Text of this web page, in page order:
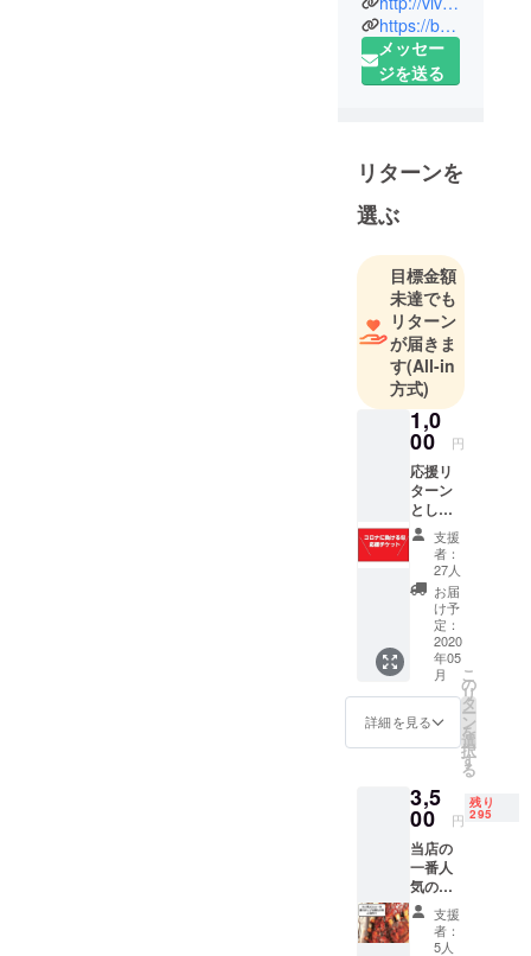
イタリアン
レストラン
を経営して
渡り、現地
のソムリエ
資格を取
得。
帰国後ヴィ
ヴァッカス
をオープ
ン。イタリ
アワインと
食との魅力
を伝えるべ
くペアリン
グコースや
マサキメ
ソッドなど
を使った気
取らない親
しみやすい
ワインの普
及に努め
る。
株式会社Ｗ
ｉｎｅ－ｉ
取締役。
https://buon-amico.com/
メッセー
ジを送る
リターンを
選ぶ
目標金額
未達でも
リターン
が届きま
す(All-in
方式)
1,0
00 円
応援リ
ターン
とし
て。リ
ターン
不要と
いう方
はこち
らをお
選びく
ださ
い。 お
気持ち
を有難
く頂戴
し、リ
お礼
メッ
セージ
をお送
りさせ
ていた
だきま
す。 ※
メッ
支援
者：
27人
お届
け予
定：
2020
年05
月
詳細を見る
こ
の
リ
タ
ー
ン
を
選
択
す
る
3,5
00 円
残り
295
当店の
一番人
気のメ
イン料
理、
バック
支援
者：
5人